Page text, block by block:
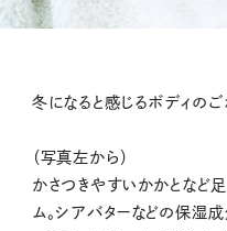
冬になると感じるボディのご
（写真左から）
かさつきやすいかかとなど
ム。シアバターなどの保湿成